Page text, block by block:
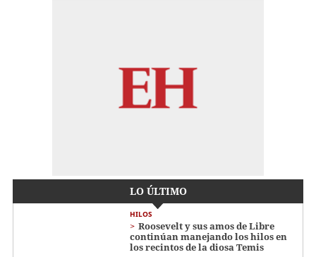
LO ÚLTIMO
HILOS
Roosevelt y sus amos de Libre
continúan manejando los hilos en
los recintos de la diosa Temis